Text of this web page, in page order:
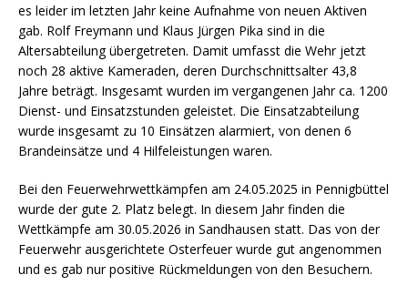
es leider im letzten Jahr keine Aufnahme von neuen Aktiven
gab. Rolf Freymann und Klaus Jürgen Pika sind in die
Altersabteilung übergetreten. Damit umfasst die Wehr jetzt
noch 28 aktive Kameraden, deren Durchschnittsalter 43,8
Jahre beträgt. Insgesamt wurden im vergangenen Jahr ca. 1200
Dienst- und Einsatzstunden geleistet. Die Einsatzabteilung
wurde insgesamt zu 10 Einsätzen alarmiert, von denen 6
Brandeinsätze und 4 Hilfeleistungen waren.
Bei den Feuerwehrwettkämpfen am 24.05.2025 in Pennigbüttel
wurde der gute 2. Platz belegt. In diesem Jahr finden die
Wettkämpfe am 30.05.2026 in Sandhausen statt. Das von der
Feuerwehr ausgerichtete Osterfeuer wurde gut angenommen
und es gab nur positive Rückmeldungen von den Besuchern.